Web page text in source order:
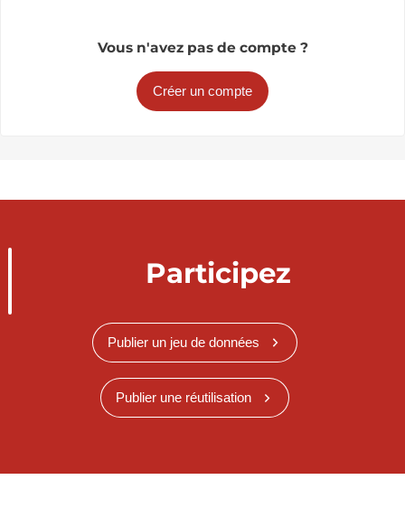
Vous n'avez pas de compte ?
Créer un compte
Participez
Publier un jeu de données
Publier une réutilisation